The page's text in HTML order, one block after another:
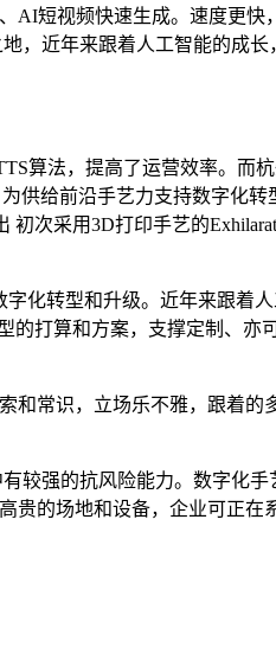
短视频快速生成。速度更快
，近年来跟着人工智能的成
算法，提高了运营效率。而
供给前沿手艺力支持数字化转
次采用3D打印手艺的
化转型和升级。近年来跟着
的打算和方案，支撑定制、亦
常识，立场乐不雅，跟着的
较强的抗风险能力。数字化手
贵的场地和设备，企业可正在